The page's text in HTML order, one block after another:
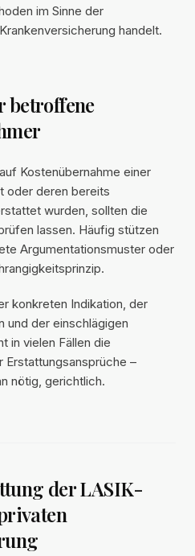
im Sinne der
handelt.
betroffene
Kostenübernahme einer
oder deren bereits
wurden, sollten die
lassen. Häufig stützen
Argumentationsmuster oder
konkreten Indikation, der
und der einschlägigen
in vielen Fällen die
–
nötig, gerichtlich.
der LASIK-